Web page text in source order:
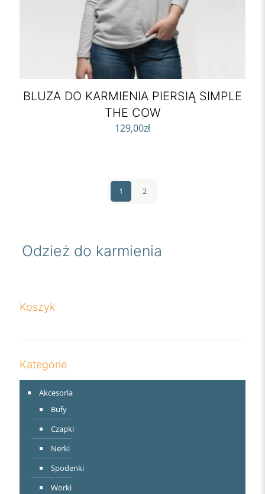
Odzież do karmienia
BLUZA DO KARMIENIA PIERSIĄ SIMPLE
THE COW
129,00zł
1 2
Koszyk
Kategorie
Akcesoria
Bufy
Czapki
Nerki
Spodenki
Worki